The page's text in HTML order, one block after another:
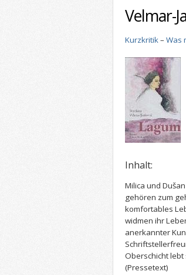
Velmar-
Kurzkritik– Was
Inhalt:
Milica und
gehören zum
komfortables
widmen ihr
anerkannter
Oberschicht
(Pressetext)